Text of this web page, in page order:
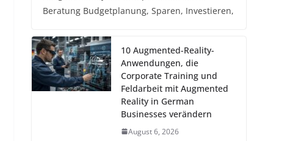
Beratung Budgetplanung, Sparen, Investieren,
10 Augmented-Reality-
Anwendungen, die
Corporate Training und
Feldarbeit mit Augmented
Reality in German
Businesses verändern
August 6, 2026